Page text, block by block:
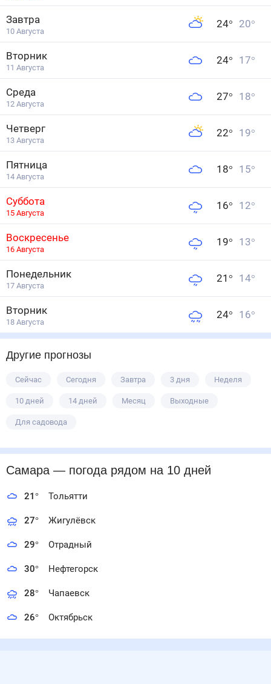
Завтра
10 Августа
24° 20°
Вторник
11 Августа
24° 17°
Среда
12 Августа
27° 18°
Четверг
13 Августа
22° 19°
Пятница
14 Августа
18° 15°
Суббота
15 Августа
16° 12°
Воскресенье
16 Августа
19° 13°
Понедельник
17 Августа
21 ° 14°
Вторник
18 Августа
24° 16°
Другие прогнозы
Сейчас Сегодня Завтра 3 дня Неделя
10 дней 14 дней Месяц Выходные
Для садовода
Самара — погода рядомна 10 дней
21° Тольятти
27° Жигулёвск
29° Отрадный
30° Нефтегорск
28° Чапаевск
26° Октябрьск